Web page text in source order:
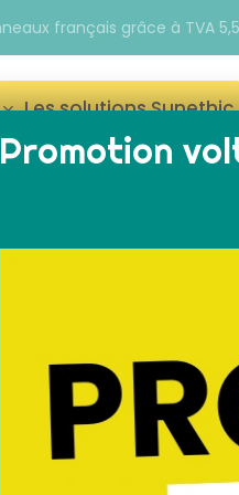
français grâce à TVA
Les solutions Sunethic
kit solaire
Promotion